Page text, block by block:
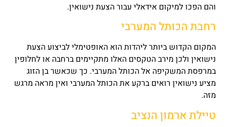
והם הפכו למיקום אידאלי עבור הצעת נישואין.
רחבת הכותל המערבי
המקום הקדוש ביותר ליהדות הוא האופטימלי לביצוע הצעת
נישואין ולכן מירב הטקסים האלו מתקיימים ברחבה או לחלופין
במרפסת המשקיפה אל הכותל המערבי. כך שכאשר בן הזוג
מציע נישואין רואים ברקע את הכותל המערבי ואין מראה מרגש
מזה.
טיילת ארמון הנציב